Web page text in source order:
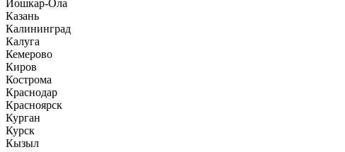
Йошкар-Ола
Казань
Калининград
Калуга
Кемерово
Киров
Кострома
Краснодар
Красноярск
Курган
Курск
Кызыл